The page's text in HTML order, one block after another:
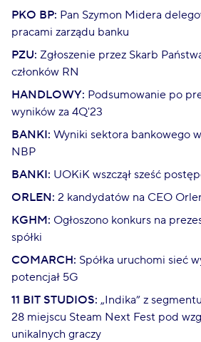
PKO BP: Pan Szymon Midera
pracami zarządu banku
PZU: Zgłoszenie przez Skarb
członków RN
HANDLOWY: Podsumowanie po
wyników za 4Q'23
BANKI: Wyniki sektora bankowego
NBP
BANKI: UOKiK wszczął sześć
ORLEN: 2 kandydatów na CEO
KGHM: Ogłoszono konkurs na
spółki
COMARCH: Spółka uruchomi sieć
potencjał 5G
11 BIT STUDIOS: „Indika” z
28 miejscu Steam Next Fest pod
unikalnych graczy